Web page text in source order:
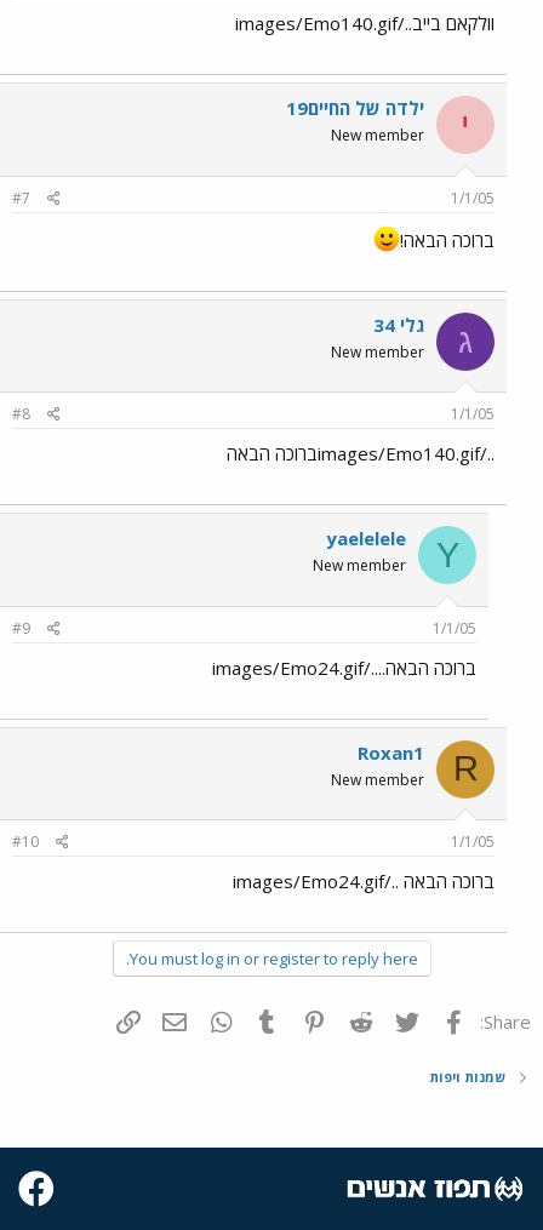
וולקאם בייב../images/Emo140.gif
י ילדה של החיים19
New member
1/1/05
#7
ברוכה הבאה!
ג גלי 34
New member
1/1/05
#8
../images/Emo140.gifברוכה הבאה
Y
yaelelele
New member
1/1/05
#9
ברוכה הבאה..../images/Emo24.gif
R
Roxan1
New member
1/1/05
#10
ברוכה הבאה ../images/Emo24.gif
You must log in or register to reply here.
Share: פייסבוק Twitter
Reddit
Pinterest
Tumblr
WhatsAppדואר אלקטרוני
שמנות ויפות